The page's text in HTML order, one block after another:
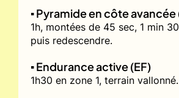
▪️ Pyramide en côte
1h, montées de 45 sec, 1 min
puis redescendre.
▪️ Endurance active (EF)
1h30 en zone 1, terrain vallonné.